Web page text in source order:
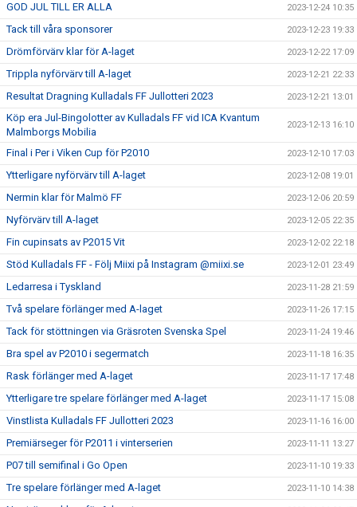
GOD JUL TILL ER ALLA 2023-12-24 10:35
Tack till våra sponsorer 2023-12-23 19:33
Drömförvärv klar för A-laget 2023-12-22 17:09
Trippla nyförvärv till A-laget 2023-12-21 22:33
Resultat Dragning Kulladals FF Jullotteri 2023 2023-12-21 13:01
Köp era Jul-Bingolotter av Kulladals FF vid ICA Kvantum
Malmborgs Mobilia
2023-12-13 16:10
Final i Per i Viken Cup för P2010 2023-12-10 17:03
Ytterligare nyförvärv till A-laget 2023-12-08 19:01
Nermin klar för Malmö FF 2023-12-06 20:59
Nyförvärv till A-laget 2023-12-05 22:35
Fin cupinsats av P2015 Vit 2023-12-02 22:18
Stöd Kulladals FF - Följ Miixi på Instagram @miixi.se 2023-12-01 23:49
Ledarresa i Tyskland 2023-11-28 21:59
Två spelare förlänger med A-laget 2023-11-26 17:15
Tack för stöttningen via Gräsroten Svenska Spel 2023-11-24 19:46
Bra spel av P2010 i segermatch 2023-11-18 16:35
Rask förlänger med A-laget 2023-11-17 17:48
Ytterligare tre spelare förlänger med A-laget 2023-11-17 15:08
Vinstlista Kulladals FF Jullotteri 2023 2023-11-16 16:00
Premiärseger för P2011 i vinterserien 2023-11-11 13:27
P07 till semifinal i Go Open 2023-11-10 19:33
Tre spelare förlänger med A-laget 2023-11-10 14:38